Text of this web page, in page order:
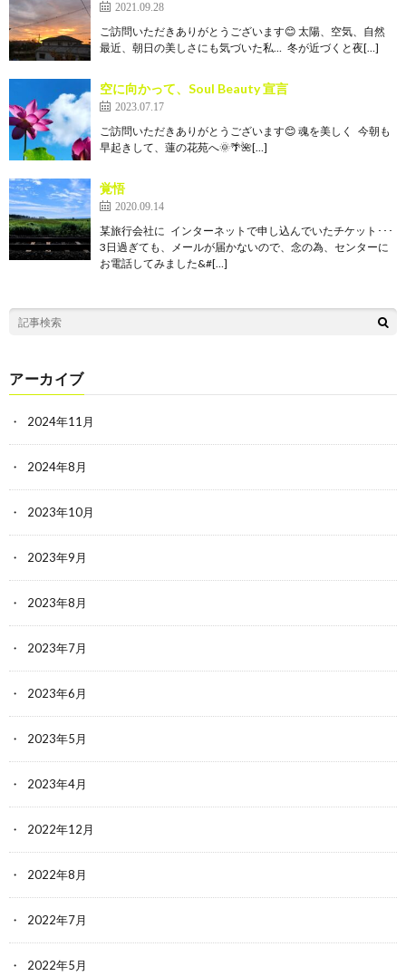
2021.09.28
ご訪問いただきありがとうございます😊 太陽、空気、自然
最近、朝日の美しさにも気づいた私… 冬が近づくと夜[…]
空に向かって、Soul Beauty 宣言
2023.07.17
ご訪問いただきありがとうございます😊 魂を美しく 今朝も
早起きして、蓮の花苑へ🌞🌴🌺[…]
覚悟
2020.09.14
某旅行会社に インターネットで申し込んでいたチケット･･･
3日過ぎても、メールが届かないので、念の為、センターに
お電話してみました&#[…]
アーカイブ
2024年11月
2024年8月
2023年10月
2023年9月
2023年8月
2023年7月
2023年6月
2023年5月
2023年4月
2022年12月
2022年8月
2022年7月
2022年5月